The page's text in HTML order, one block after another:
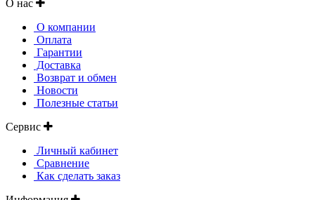
О нас
О компании
Оплата
Гарантии
Доставка
Возврат и обмен
Новости
Полезные статьи
Сервис
Личный кабинет
Сравнение
Как сделать заказ